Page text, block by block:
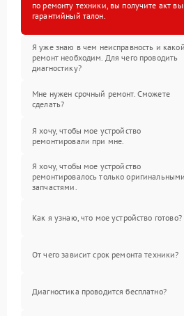
по ремонту техники, вы получите акт
гарантийный талон.
Я уже знаю в чем неисправность и какой
ремонт необходим. Для чего проводить
диагностику?
Мне нужен срочный ремонт. Сможете
сделать?
Я хочу, чтобы мое устройство
ремонтировали при мне.
Я хочу, чтобы мое устройство
ремонтировалось только оригинальными
запчастями.
Как я узнаю, что мое устройство готово?
От чего зависит срок ремонта техники?
Диагностика проводится бесплатно?